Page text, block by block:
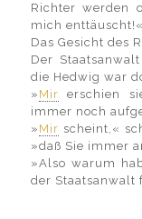
Richter werden
mich enttäuscht!«
Das Gesicht des
Der
die Hedwig war
» Mir erschien
immer noch
» Mir scheint,«
»daß Sie immer
»Also warum
der Staatsanwalt